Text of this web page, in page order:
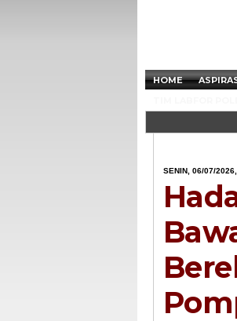
HOME
SENIN, 06/07/